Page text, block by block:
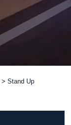
Stand Up